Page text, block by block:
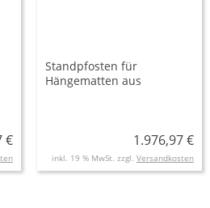
€
Standpfosten für
Hängematten aus
1.976,97 €
inkl. 19 % MwSt. zzgl. Versandkosten